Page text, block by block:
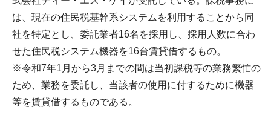
は、現在の住民税基幹系システムを利用することから同
社を特定とし、委託業者16名を採用し、採用人数に合わ
せた住民税システム機器を16台賃貸借するもの。
※令和7年1月から3月までの間は当初課税等の業務繁忙の
ため、業務を委託し、当該者の使用に付するために機器
等を賃貸借するものである。